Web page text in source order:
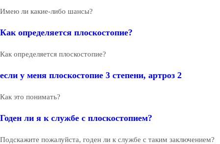
Имею ли какие-либо шансы?
Как определяется плоскостопие?
Как определяется плоскостопие?
если у меня плоскостопие 3 степени, артроз 2
Как это понимать?
Годен ли я к службе с плоскостопием?
Подскажите пожалуйста, годен ли к службе с таким заключением?